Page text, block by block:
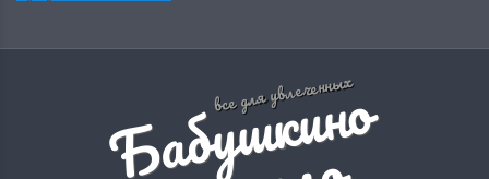
все для увлеченных
Б
а
б
у
ш
к
и
н
о
р
е
м
е
с
л